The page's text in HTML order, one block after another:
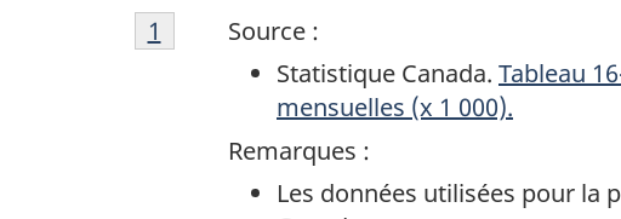
S
Note
de
Source :
Statistique Canada. Tableau
mensuelles (x 1 000).
Remarques :
Les données utilisées pour
Retour à la note
1 référent